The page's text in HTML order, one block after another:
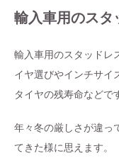
輸入車用のスタ
輸入車用のスタッドレ
イヤ選びやインチサイ
タイヤの残寿命などで
年々冬の厳しさが違っ
てきた様に思えます。